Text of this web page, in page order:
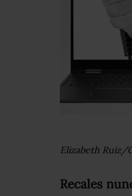
Elizabeth Ruiz/
Recales